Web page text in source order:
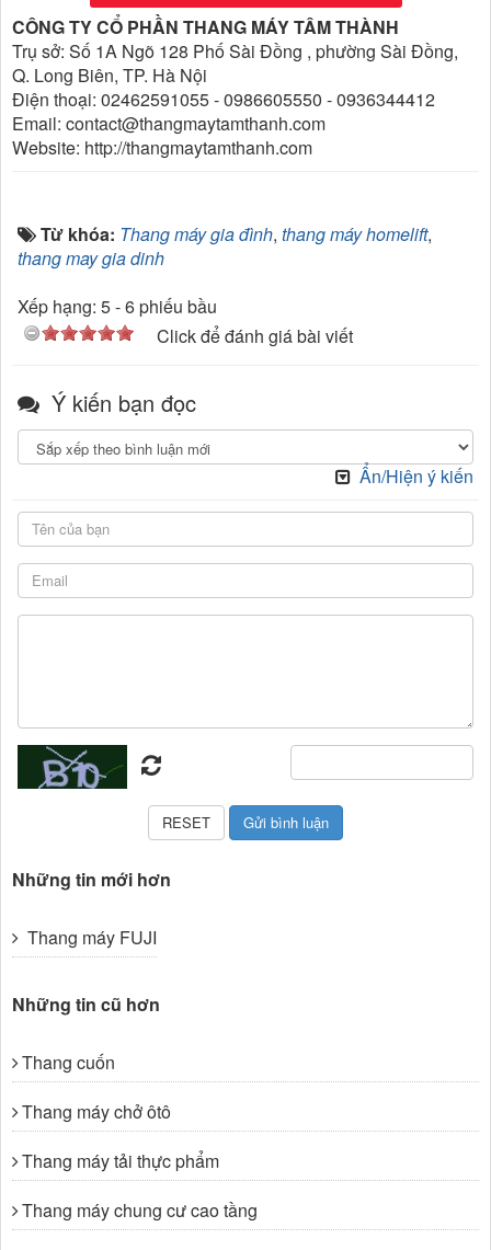
CÔNG TY CỔ PHẦN THANG MÁY TÂM THÀNH
Trụ sở: Số 1A Ngõ 128 Phố Sài Đồng , phường Sài Đồng,
Q. Long Biên, TP. Hà Nội
Điện thoại: 02462591055 - 0986605550 - 0936344412
Email: contact@thangmaytamthanh.com
Website: http://thangmaytamthanh.com
Từ khóa: Thang máy gia đình, thang máy homelift,
thang may gia dinh
Xếp hạng: 5-6phiếu bầu
Click để đánh giá bài viết
Ý kiến bạn đọc
Ẩn/Hiện ý kiến
Những tin mới hơn
Thang máy FUJI
Những tin cũ hơn
Thang cuốn
Thang máy chở ôtô
Thang máy tải thực phẩm
Thang máy chung cư cao tầng